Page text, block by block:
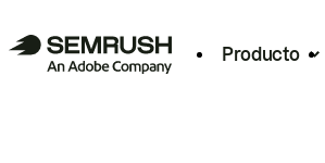
Producto